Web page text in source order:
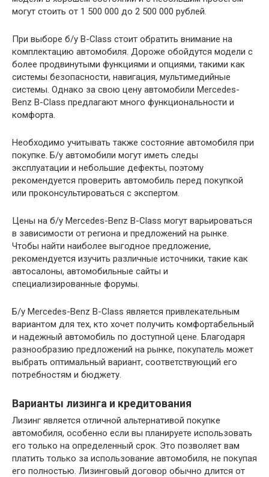
могут стоить от 1 500 000 до 2 500 000 рублей.
При выборе б/у B-Class стоит обратить внимание на
комплектацию автомобиля. Дороже обойдутся модели с
более продвинутыми функциями и опциями, такими как
системы безопасности, навигация, мультимедийные
системы. Однако за свою цену автомобили Mercedes-
Benz B-Class предлагают много функциональности и
комфорта.
Необходимо учитывать также состояние автомобиля при
покупке. Б/у автомобили могут иметь следы
эксплуатации и небольшие дефекты, поэтому
рекомендуется проверить автомобиль перед покупкой
или проконсультироваться с экспертом.
Цены на б/у Mercedes-Benz B-Class могут варьироваться
в зависимости от региона и предложений на рынке.
Чтобы найти наиболее выгодное предложение,
рекомендуется изучить различные источники, такие как
автосалоны, автомобильные сайты и
специализированные форумы.
Б/у Mercedes-Benz B-Class является привлекательным
вариантом для тех, кто хочет получить комфортабельный
и надежный автомобиль по доступной цене. Благодаря
разнообразию предложений на рынке, покупатель может
выбрать оптимальный вариант, соответствующий его
потребностям и бюджету.
Варианты лизинга и кредитования
Лизинг является отличной альтернативой покупке
автомобиля, особенно если вы планируете использовать
его только на определенный срок. Это позволяет вам
платить только за использование автомобиля, не покупая
его полностью. Лизинговый договор обычно длится от